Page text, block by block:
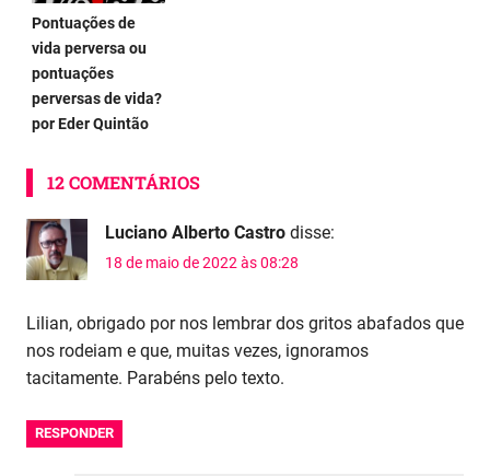
Pontuações de
vida perversa ou
pontuações
perversas de vida?
por Eder Quintão
12 COMENTÁRIOS
Luciano Alberto Castro disse:
18 de maio de 2022 às 08:28
Lilian, obrigado por nos lembrar dos gritos abafados que
nos rodeiam e que, muitas vezes, ignoramos
tacitamente. Parabéns pelo texto.
RESPONDER